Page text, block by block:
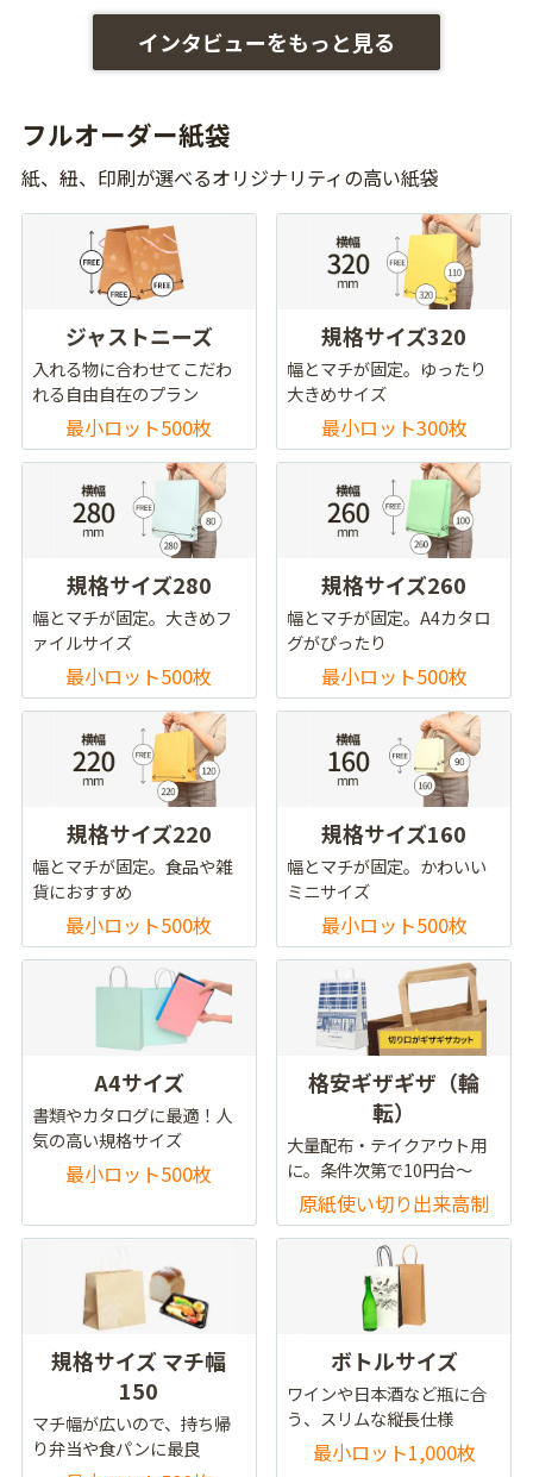
インタビューをもっと見る
フルオーダー紙袋
紙、紐、印刷が選べるオリジナリティの高い紙袋
ジャストニーズ
入れる物に合わせてこだわ
れる自由自在のプラン
最小ロット500枚
規格サイズ320
幅とマチが固定。ゆったり
大きめサイズ
最小ロット300枚
規格サイズ280
幅とマチが固定。大きめフ
ァイルサイズ
最小ロット500枚
規格サイズ260
幅とマチが固定。A4カタロ
グがぴったり
最小ロット500枚
規格サイズ220
幅とマチが固定。食品や雑
貨におすすめ
最小ロット500枚
規格サイズ160
幅とマチが固定。かわいい
ミニサイズ
最小ロット500枚
A4サイズ
書類やカタログに最適！人
気の高い規格サイズ
最小ロット500枚
格安ギザギザ（輪
転）
大量配布・テイクアウト用
に。条件次第で10円台～
原紙使い切り出来高制
規格サイズ マチ幅
150
マチ幅が広いので、持ち帰
り弁当や食パンに最良
ボトルサイズ
ワインや日本酒など瓶に合
う、スリムな縦長仕様
最小ロット1,000枚